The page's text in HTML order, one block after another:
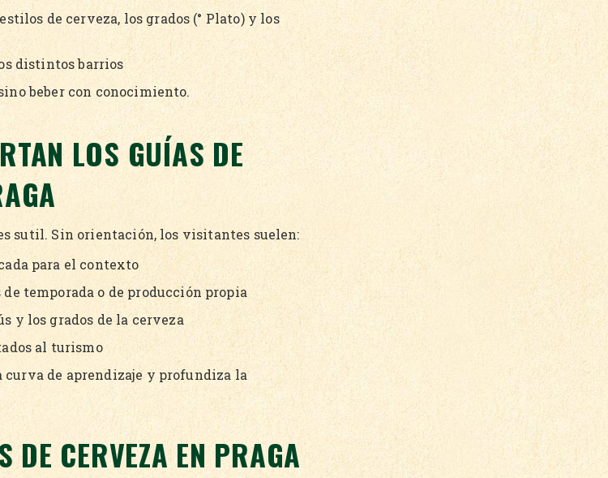
de cerveza, los grados (° Plato) y los
distintos barrios
beber con conocimiento.
LOS GUÍAS DE
sutil. Sin orientación, los visitantes suelen:
para el contexto
temporada o de producción propia
y los grados de la cerveza
al turismo
curva de aprendizaje y profundiza la
DE CERVEZA EN PRAGA